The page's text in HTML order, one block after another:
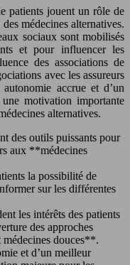
patients jouent un rôle de
médecines alternatives.
sociaux sont mobilisés
et pour influencer les
des associations de
avec les assureurs
accrue et d’un
motivation importante
alternatives.
des outils puissants pour
aux **médecines
la possibilité de
sur les différentes
les intérêts des patients
des approches
douces**.
et d’un meilleur